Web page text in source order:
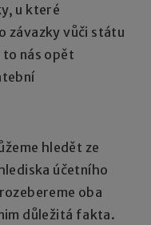
u které
závazky vůči státu
to nás opět
hledět ze
účetního
oba
důležitá fakta.